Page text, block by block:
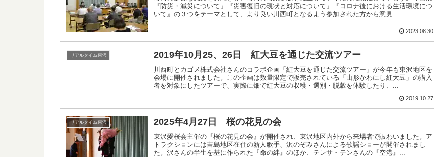
『防災・減災について』『災害復旧の現状と対応について』『コロナ後における生活環境につ
いて』の３つをテーマとして、より良い川西町となるよう参加された方から意見...
2023.08.30
リアルタイム東沢 2019年10月25、26日 紅大豆を通じた交流ツアー
川西町とカゴメ株式会社さんのコラボ企画「紅大豆を通じた交流ツアー」が今年も東沢地区を
会場に開催されました。この企画は数量限定で販売されている「山形かわにし紅大豆」の購入
者を対象にしたツアーで、実際に畑で紅大豆の収穫・選別・脱穀を体験したり、...
2019.10.27
リアルタイム東沢 2025年4月27日 桜の花見の会
東沢愛桜会主催の『桜の花見の会』が開催され、東沢地区内外から来場者で賑わいました。ア
トラクションには吉島地区在住の新人歌手、沢のぞみさんによる歌謡ショーが開催されまし
た。沢さんの半生を基に作られた『命の絆』のほか、テレサ・テンさんの『空港』...